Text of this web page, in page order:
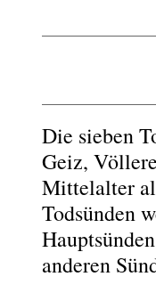
Die sieben
Geiz,
Mittelalter
Todsünden
anderen